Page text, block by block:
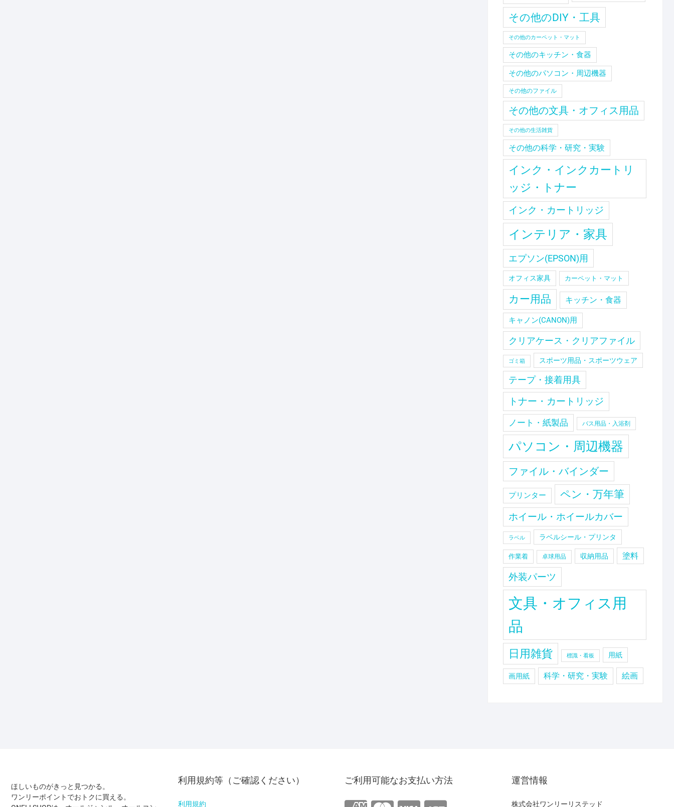
その他のDIY・工具
その他のカーペット・マット
その他のキッチン・食器
その他のパソコン・周辺機器
その他のファイル
その他の文具・オフィス用品
その他の生活雑貨
その他の科学・研究・実験
インク・インクカートリ
ッジ・トナー
インク・カートリッジ
インテリア・家具
エプソン(EPSON)用
オフィス家具 カーペット・マット
カー用品 キッチン・食器
キャノン(CANON)用
クリアケース・クリアファイル
ゴミ箱 スポーツ用品・スポーツウェア
テープ・接着用具
トナー・カートリッジ
ノート・紙製品 バス用品・入浴剤
パソコン・周辺機器
ファイル・バインダー
プリンター ペン・万年筆
ホイール・ホイールカバー
ラベル ラベルシール・プリンタ
作業着 卓球用品 収納用品 塗料
外装パーツ
文具・オフィス用
品
日用雑貨 標識・看板 用紙
画用紙 科学・研究・実験 絵画
ほしいものがきっと見つかる。
ワンリーポイントでおトクに買える。
利用規約等（ご確認ください）
利用規約
ご利用可能なお支払い方法 運営情報
株式会社ワンリーリステッド